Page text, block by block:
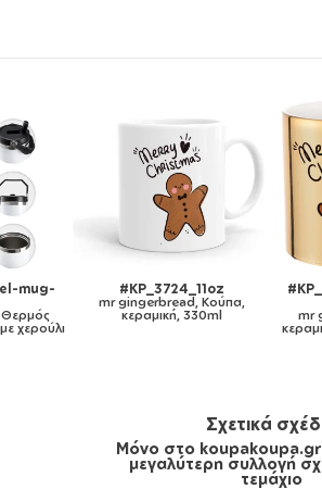
mirror-
gold
Κούπα
καθρέπτης,
330ml
#KP_3724_11ozcBLACK
mr gingerbread, Κούπα
χρωματιστή μαύρη, κεραμική,
Σχετικά
Μόνο στο koupakoupa.gr
μεγαλύτερη συλλογή
τεμάχιο